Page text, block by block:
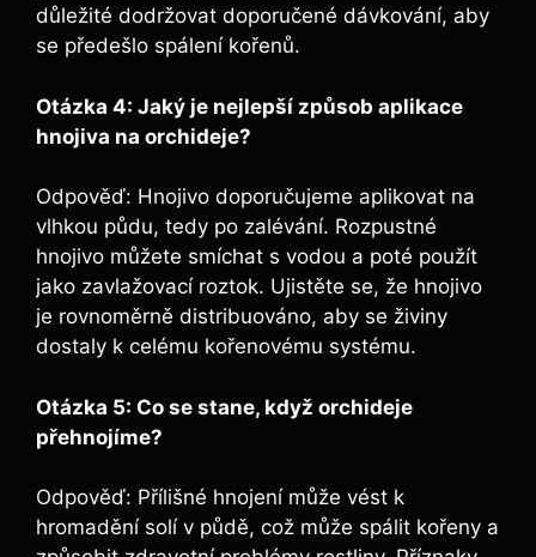
důležité dodržovat doporučené ⁤dávkování, aby
se předešlo ⁤spálení kořenů.
Otázka 4: Jaký je‍ nejlepší způsob aplikace
hnojiva na orchideje?
Odpověď: ​Hnojivo doporučujeme aplikovat na
vlhkou půdu,‍ tedy‌ po zalévání. Rozpustné⁣
hnojivo můžete​ smíchat s vodou a ⁢poté použít
jako zavlažovací roztok. ⁤Ujistěte se, že‍ hnojivo⁣
je rovnoměrně⁢ distribuováno,‌ aby se živiny
⁤dostaly k celému kořenovému systému.
Otázka 5: ​Co se stane, když orchideje
přehnojíme?
Odpověď: Přílišné hnojení může vést k
hromadění solí⁢ v půdě, což může spálit kořeny a